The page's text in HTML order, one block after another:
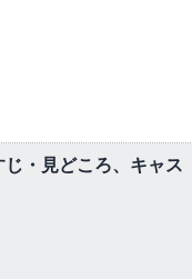
・見どころ、キャス